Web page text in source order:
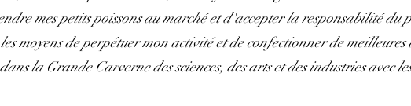
mes petits poissons au marché et d'accepter la responsabilité du
moyens de perpétuer mon activité et de confectionner de meilleures
la Grande Carverne des sciences, des arts et des industries avec